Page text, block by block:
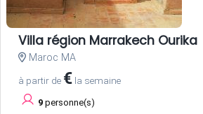
Villa région Marrakech Ourika
Maroc MA
à partir de € la semaine
9 personne(s)